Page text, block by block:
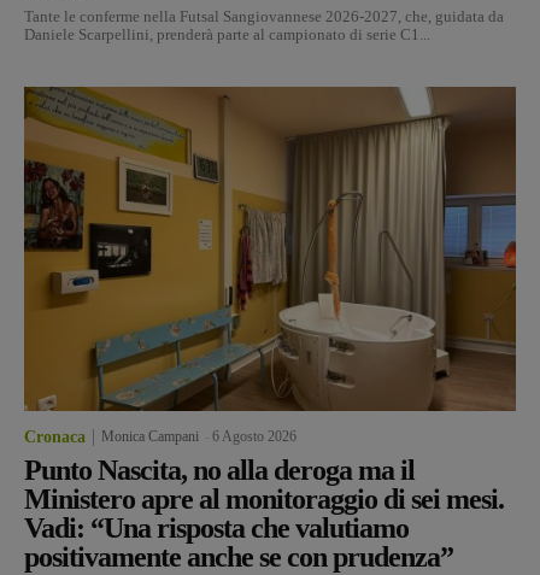
Tante le conferme nella Futsal Sangiovannese 2026-2027, che, guidata da
Daniele Scarpellini, prenderà parte al campionato di serie C1...
Cronaca Monica Campani 6 Agosto 2026
Punto Nascita, no alla deroga ma il
Ministero apre al monitoraggio di sei mesi.
Vadi: “Una risposta che valutiamo
positivamente anche se con prudenza”